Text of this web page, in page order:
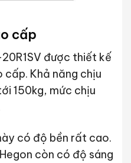
cấp
được thiết kế
Khả năng chịu
150kg, mức chịu
có độ bền rất cao.
còn có độ sáng